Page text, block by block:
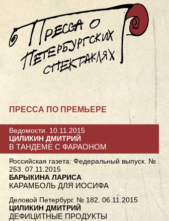
ПРЕССА ПО ПРЕМЬЕРЕ
Ведомости. 10.11.2015
ЦИЛИКИН ДМИТРИЙ
В ТАНДЕМЕ С ФАРАОНОМ
Российская газета: Федеральный выпуск. №
253. 07.11.2015
БАРЫКИНА ЛАРИСА
КАРАМБОЛЬ ДЛЯ ИОСИФА
Деловой Петербург. № 182. 06.11.2015
ЦИЛИКИН ДМИТРИЙ
ДЕФИЦИТНЫЕ ПРОДУКТЫ